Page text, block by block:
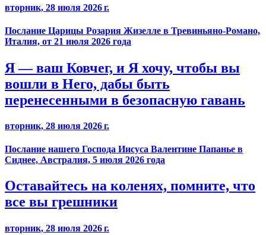
вторник, 28 июля 2026 г.
Послание Царицы Розария Жизелле в Тревиньяно-Романо,
Италия, от 21 июля 2026 года
Я — ваш Ковчег, и Я хочу, чтобы вы
вошли в Него, дабы быть
перенесенными в безопасную гавань
вторник, 28 июля 2026 г.
Послание нашего Господа Иисуса Валентине Папанье в
Сиднее, Австралия, 5 июля 2026 года
Оставайтесь на коленях, помните, что
все вы грешники
вторник, 28 июля 2026 г.